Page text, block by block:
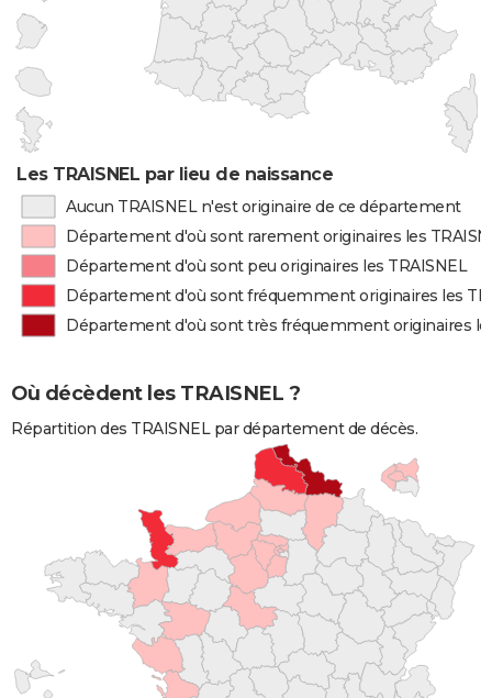
Les TRAISNEL par lieu de naissance
Aucun TRAISNEL n'est originaire de ce département
Département d'où sont rarement originaires les
Département d'où sont peu originaires les TRAISNEL
Département d'où sont fréquemment originaires les
Département d'où sont très fréquemment originaires
Où décèdent les TRAISNEL ?
Répartition des TRAISNEL par département de décès.